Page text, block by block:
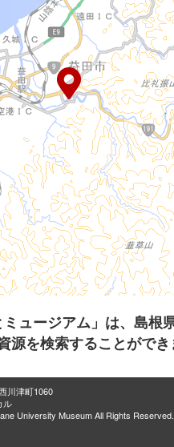
ミュージアム」は、島根
源を検索することができ
川津町1060
ル
University Museum All Rights Reserved.